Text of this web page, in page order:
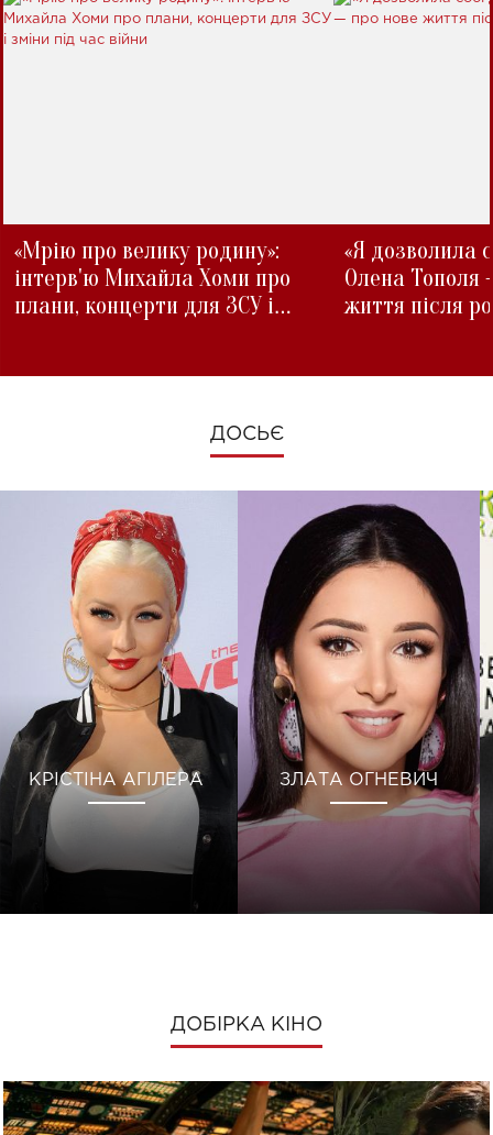
«Мрію про велику родину»:
інтерв'ю Михайла Хоми про
плани, концерти для ЗСУ і
«Я дозволила
Олена Тополя
життя після
ДОСЬЄ
КРІСТІНА АГІЛЕРА ЗЛАТА ОГНЕВИЧ
ДОБІРКА КІНО